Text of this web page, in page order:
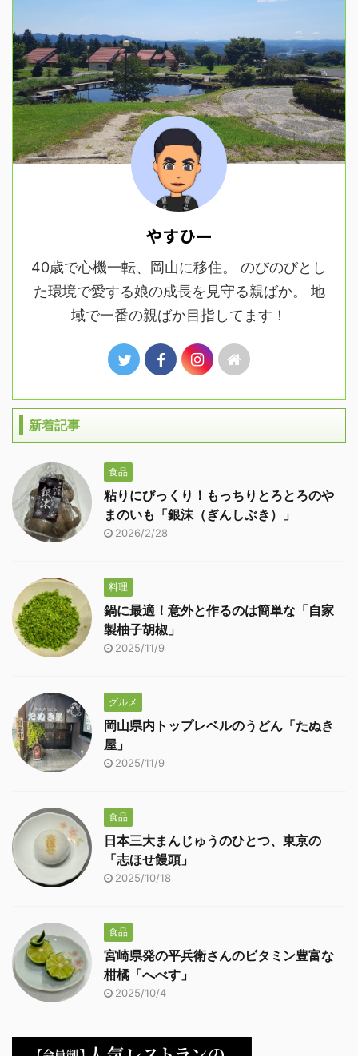
やすひー
40歳で心機一転、岡山に移住。 のびのびとし
た環境で愛する娘の成長を見守る親ばか。 地
域で一番の親ばか目指してます！
新着記事
食品
粘りにびっくり！もっちりとろとろのや
まのいも「銀沫（ぎんしぶき）」
2026/2/28
料理
鍋に最適！意外と作るのは簡単な「自家
製柚子胡椒」
2025/11/9
グルメ
岡山県内トップレベルのうどん「たぬき
屋」
2025/11/9
食品
日本三大まんじゅうのひとつ、東京の
「志ほせ饅頭」
2025/10/18
食品
宮崎県発の平兵衛さんのビタミン豊富な
柑橘「へべす」
2025/10/4